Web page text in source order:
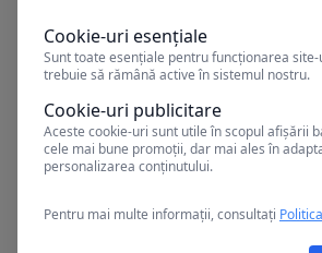
Camere de inchiriat 3M
Cookie-uri esențiale
Sunt toate esențiale pentru funcționarea site-
trebuie să rămână active în sistemul nostru.
Cookie-uri publicitare
Aceste cookie-uri sunt utile în scopul afișării
cele mai bune promoții, dar mai ales în
personalizarea conținutului.
Pentru mai multe informații, consultați